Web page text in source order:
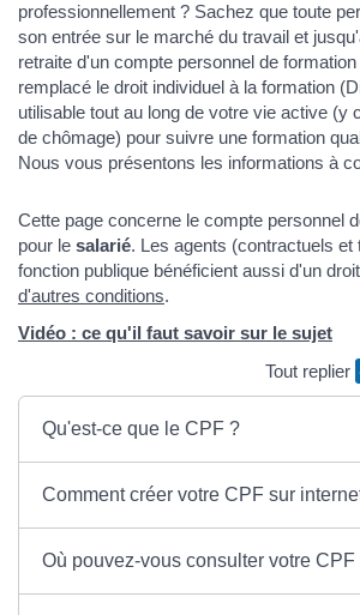
professionnellement ? Sachez que toute
son entrée sur le marché du travail et
retraite d'un compte personnel de
remplacé le droit individuel à la formation
utilisable tout au long de votre vie active (y
de chômage) pour suivre une formation
Nous vous présentons les informations à
Cette page concerne le compte personnel
pour le salarié. Les agents (contractuels et
fonction publique bénéficient aussi d'un
d'autres conditions.
Vidéo : ce qu'il faut savoir sur le sujet
Tout replier
Qu'est-ce que le CPF ?
Comment créer votre CPF sur
Où pouvez-vous consulter votre CPF